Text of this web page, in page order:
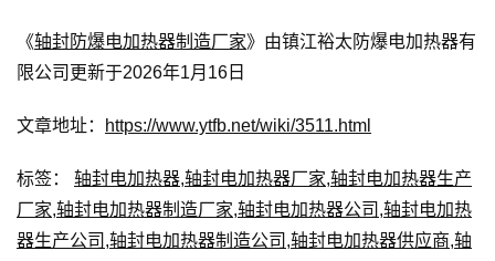
《轴封防爆电加热器制造厂家》由镇江裕太防爆电加热器有
限公司更新于2026年1月16日
文章地址： https://www.ytfb.net/wiki/3511.html
标签： 轴封电加热器,轴封电加热器厂家,轴封电加热器生产
厂家,轴封电加热器制造厂家,轴封电加热器公司 ,轴封电加热
器生产公司 ,轴封电加热器制造公司 ,轴封电加热器供应商,轴